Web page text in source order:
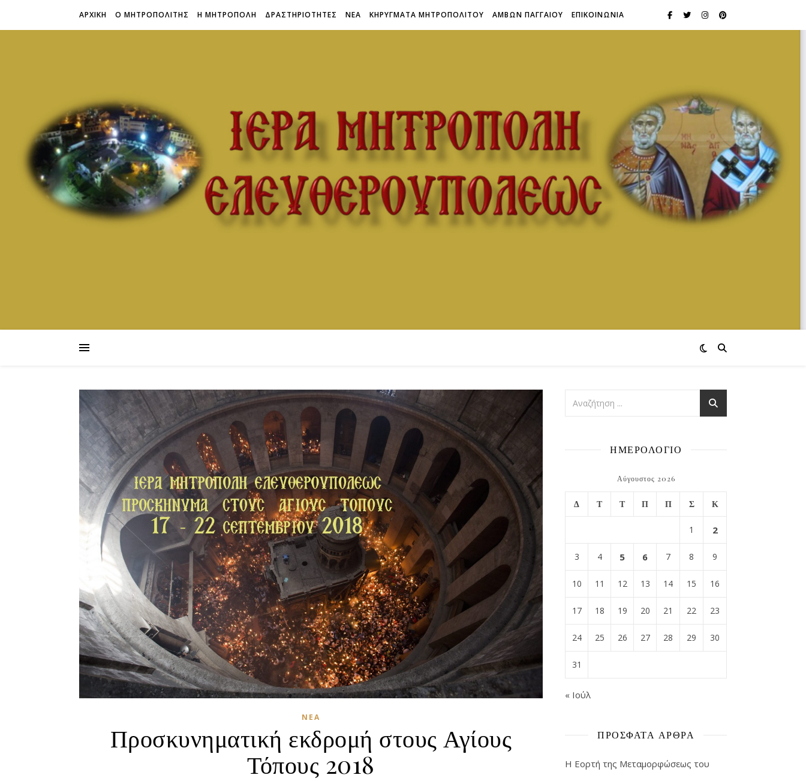
ΑΡΧΙΚΗ Ο ΜΗΤΡΟΠΟΛΙΤΗΣ Η ΜΗΤΡΟΠΟΛΗ ΔΡΑΣΤΗΡΙΟΤΗΤΕΣ ΝΕΑ ΚΗΡΥΓΜΑΤΑ ΜΗΤΡΟΠΟΛΙΤΟΥ ΑΜΒΩΝ ΠΑΓΓΑΙΟΥ ΕΠΙΚΟΙΝΩΝΙΑ
ΝΈΑ
Προσκυνηματική εκδρομή στους Αγίους
Τόπους 2018
ΗΜΕΡΟΛΟΓΙΟ
Αύγουστος 2026
Δ Τ Τ Π Π Σ Κ
1 2
3 4 5 6 7 8 9
10 11 12 13 14 15 16
17 18 19 20 21 22 23
24 25 26 27 28 29 30
31
« Ιούλ
ΠΡΌΣΦΑΤΑ ΆΡΘΡΑ
Η Εορτή της Μεταμορφώσεως του